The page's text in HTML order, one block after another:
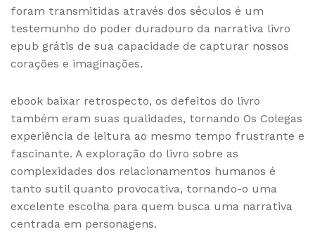
foram transmitidas através dos séculos é um
testemunho do poder duradouro da narrativa livro
epub grátis de sua capacidade de capturar nossos
corações e imaginações.
ebook baixar retrospecto, os defeitos do livro
também eram suas qualidades, tornando Os Colegas
experiência de leitura ao mesmo tempo frustrante e
fascinante. A exploração do livro sobre as
complexidades dos relacionamentos humanos é
tanto sutil quanto provocativa, tornando-o uma
excelente escolha para quem busca uma narrativa
centrada em personagens.